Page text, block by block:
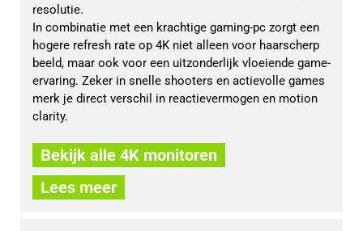
resolutie.
In combinatie met een krachtige gaming-pc zorgt een
hogere refresh rate op 4K niet alleen voor haarscherp
beeld, maar ook voor een uitzonderlijk vloeiende game-
ervaring. Zeker in snelle shooters en actievolle games
merk je direct verschil in reactievermogen en motion
clarity.
Bekijk alle 4K monitoren
Lees meer